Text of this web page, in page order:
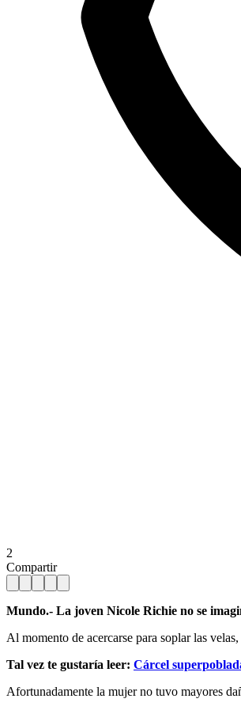
2
Compartir
Mundo.- La joven Nicole Richie no se
Al momento de acercarse para soplar las
Tal vez te gustaría leer: Cárcel
Afortunadamente la mujer no tuvo mayores